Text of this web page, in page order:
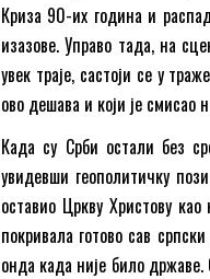
Криза 90-их година и
изазове. Управо тада, на
увек траје, састоји се у
ово дешава и који је смисао
Када су Срби остали без
увидевши геополитичку
оставио Цркву Христову
покривала готово сав
онда када није било државе.